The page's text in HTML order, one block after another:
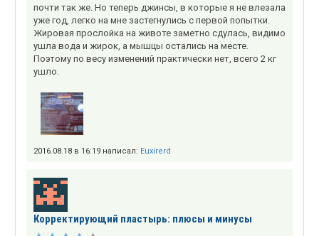
почти так же. Но теперь джинсы, в которые я не влезала
уже год, легко на мне застегнулись с первой попытки.
Жировая прослойка на животе заметно сдулась, видимо
ушла вода и жирок, а мышцы остались на месте.
Поэтому по весу изменений практически нет, всего 2 кг
ушло.
2016.08.18 в 16:19 написал: Euxirerd
Корректирующий пластырь: плюсы и минусы